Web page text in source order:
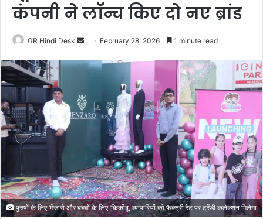
कंपनी ने लॉन्च किए दो नए ब्रांड
GR Hindi Desk
n
a
n
i
l
February 28, 2026 1 minute read
पुरुषों के लिए ‘मेंजारो और बच्चों के लिए ‘किकीबू, व्यापारियों को फैक्ट्री रेट पर ट्रेंडी कलेक्शन मिलेगा